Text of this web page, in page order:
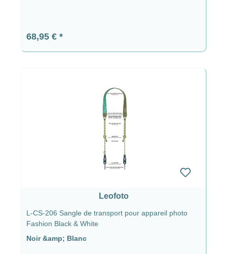
Prix régulier :
68,95 €
Leofoto
L-CS-206 Sangle de transport pour appareil photo
Fashion Black & White
Noir &amp; Blanc